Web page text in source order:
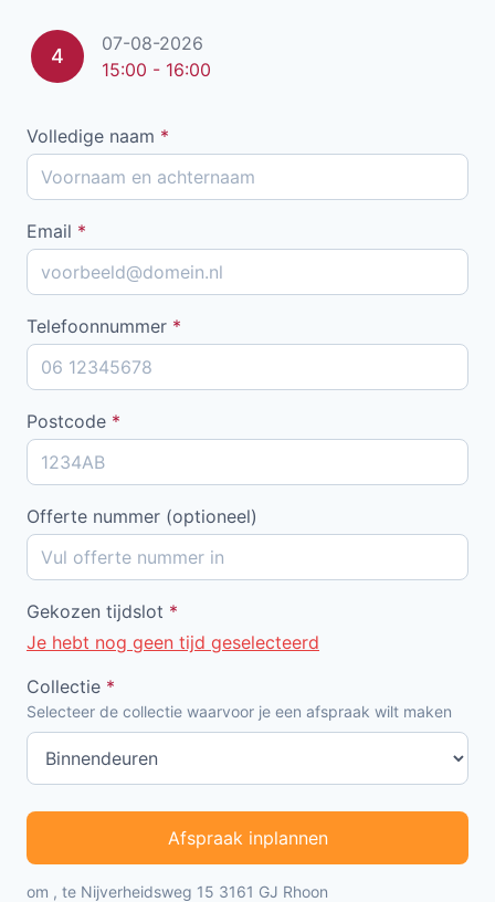
4
07-08-2026
15:00 - 16:00
Volledige naam *
Email *
Telefoonnummer *
Postcode *
Offerte nummer (optioneel)
Gekozen tijdslot *
Je hebt nog geen tijd geselecteerd
Collectie *
Selecteer de collectie waarvoor je een afspraak wilt maken
Afspraak inplannen
om , te Nijverheidsweg 15 3161 GJ Rhoon